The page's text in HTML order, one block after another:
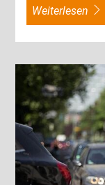
weiterlesen